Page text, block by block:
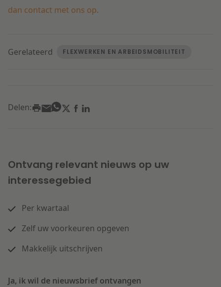
dan contact met ons op.
Gerelateerd FLEXWERKEN EN ARBEIDSMOBILITEIT
Delen:
Ontvang relevant nieuws op uw
interessegebied
Per kwartaal
Zelf uw voorkeuren opgeven
Makkelijk uitschrijven
Ja, ik wil de nieuwsbrief ontvangen